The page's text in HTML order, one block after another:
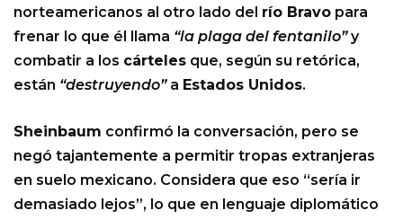
norteamericanos al otro lado del río Bravo para
frenar lo que él llama “la plaga del fentanilo”y
combatir a los cárteles que, según su retórica,
están “destruyendo”a Estados Unidos.
Sheinbaum confirmó la conversación, pero se
negó tajantemente a permitir tropas extranjeras
en suelo mexicano. Considera que eso “sería ir
demasiado lejos”, lo que en lenguaje diplomático